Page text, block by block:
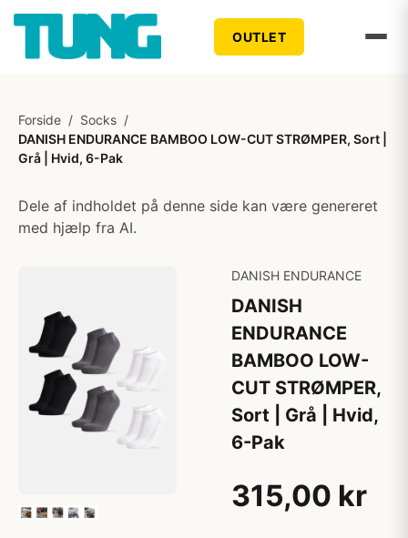
OUTLET
Forside / Socks /
DANISH ENDURANCE BAMBOO LOW-CUT STRØMPER, Sort |
Grå | Hvid, 6-Pak
Dele af indholdet på denne side kan være genereret
med hjælp fra AI.
DANISH ENDURANCE
DANISH
ENDURANCE
BAMBOO LOW-
CUT STRØMPER,
Sort | Grå | Hvid,
6-Pak
315,00 kr